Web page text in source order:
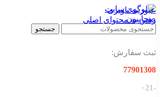
عبور به ناوبری
رفتن به محتوای اصلی
جستجو
ثبت سفارش:
77901308
-۰21